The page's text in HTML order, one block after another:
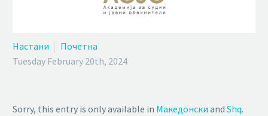
Настани
Почетна
Tuesday February 20th, 2024
Sorry, this entry is only available in Македонски and Shq.